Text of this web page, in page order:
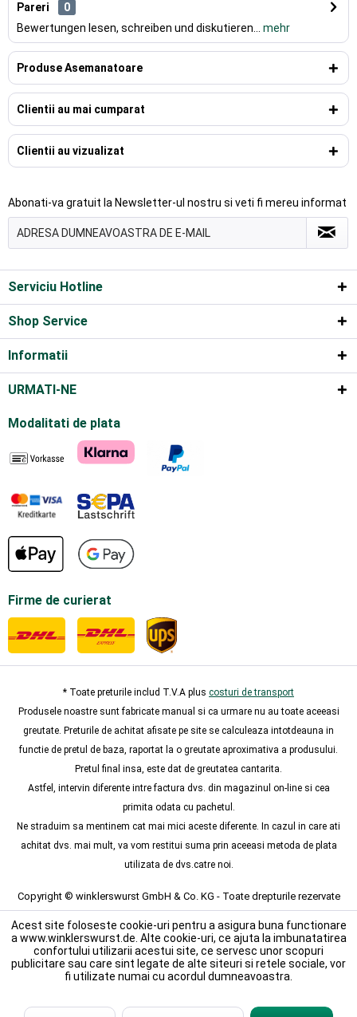
Pareri
0
Bewertungen lesen, schreiben und diskutieren...
mehr
Produse Asemanatoare
Clientii au mai cumparat
Clientii au vizualizat
Abonati-va gratuit la Newsletter-ul nostru si veti fi mereu informat
Serviciu Hotline
Shop Service
Informatii
URMATI-NE
Modalitati de plata
Firme de curierat
* Toate preturile includ T.V.A plus costuri de transport
Produsele noastre sunt fabricate manual si ca urmare nu au toate aceeasi
greutate. Preturile de achitat afisate pe site se calculeaza intotdeauna in
functie de pretul de baza, raportat la o greutate aproximativa a produsului.
Pretul final insa, este dat de greutatea cantarita.
Astfel, intervin diferente intre factura dvs. din magazinul on-line si cea
primita odata cu pachetul.
Ne straduim sa mentinem cat mai mici aceste diferente. In cazul in care ati
achitat dvs. mai mult, va vom restitui suma prin aceeasi metoda de plata
utilizata de dvs.catre noi.
Copyright © winklerswurst GmbH & Co. KG - Toate drepturile rezervate
Acest site foloseste cookie-uri pentru a asigura buna functionare
a www.winklerswurst.de. Alte cookie-uri, ce ajuta la imbunatatirea
confortului utilizarii acestui site, ce servesc unor scopuri
publicitare sau care sint legate de alte siteuri si retele sociale, vor
fi utilizate numai cu acordul dumneavoastra.